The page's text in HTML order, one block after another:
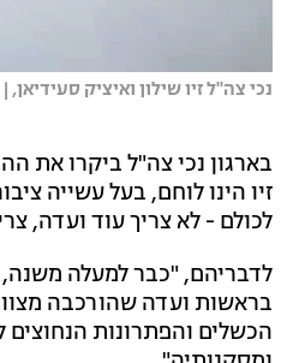
נכי צה''ל זיו שילון ואיציק סעידיאן,
בארגון נכי צה"ל ביקרו את
זיו הינו לוחם, בעל עשייה
לכולם - לא צריך עוד ועדה,
לדבריהם, "כבר למעלה משנה,
בראשות ועדה שהורכבה
הכשלים והפתרונות